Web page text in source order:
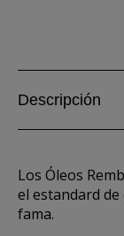
Descripción
Los Óleos
el estandard de
fama.